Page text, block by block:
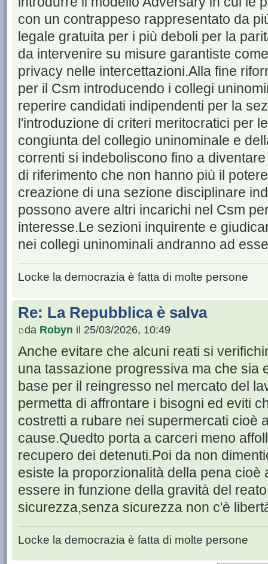
con un contrappeso rappresentato da
legale gratuita per i più deboli per la
da intervenire su misure garantiste
privacy nelle intercettazioni.Alla fine
per il Csm introducendo i collegi
reperire candidati indipendenti per la
l'introduzione di criteri meritocratici per
congiunta del collegio uninominale e
correnti si indeboliscono fino a
di riferimento che non hanno più il
creazione di una sezione disciplinare
possono avere altri incarichi nel Csm
interesse.Le sezioni inquirente e
nei collegi uninominali andranno ad
Locke la democrazia è fatta di molte persone
Re: La Repubblica è salva
da Robyn il 25/03/2026, 10:49
Anche evitare che alcuni reati si
una tassazione progressiva ma che sia
base per il reingresso nel mercato del
permetta di affrontare i bisogni ed eviti
costretti a rubare nei supermercati cioè
cause.Quedto porta a carceri meno
recupero dei detenuti.Poi da non
esiste la proporzionalità della pena cioè
essere in funzione della gravità del
sicurezza,senza sicurezza non c'è
Locke la democrazia è fatta di molte persone